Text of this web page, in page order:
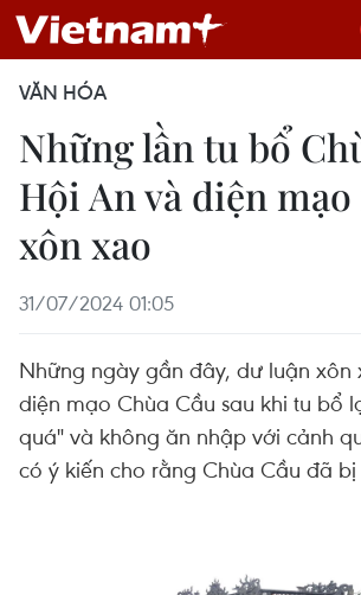
VĂN HÓA
Những lần tu bổ
Hội An và diện
xôn xao
31/07/2024 01:05
Những ngày gần đây, dư luận xôn
diện mạo Chùa Cầu sau khi tu bổ
quá" và không ăn nhập với cảnh
có ý kiến cho rằng Chùa Cầu đã bị